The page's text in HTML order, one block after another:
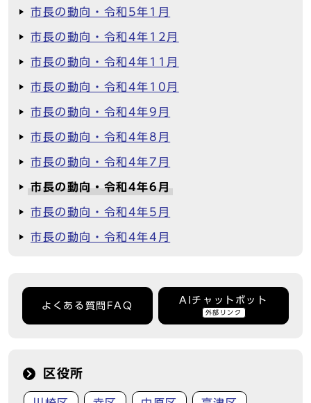
市長の動向・令和5年1月
市長の動向・令和4年12月
市長の動向・令和4年11月
市長の動向・令和4年10月
市長の動向・令和4年9月
市長の動向・令和4年8月
市長の動向・令和4年7月
市長の動向・令和4年6月
市長の動向・令和4年5月
市長の動向・令和4年4月
よくある質問FAQ
AIチャットボット
外部リンク
区役所